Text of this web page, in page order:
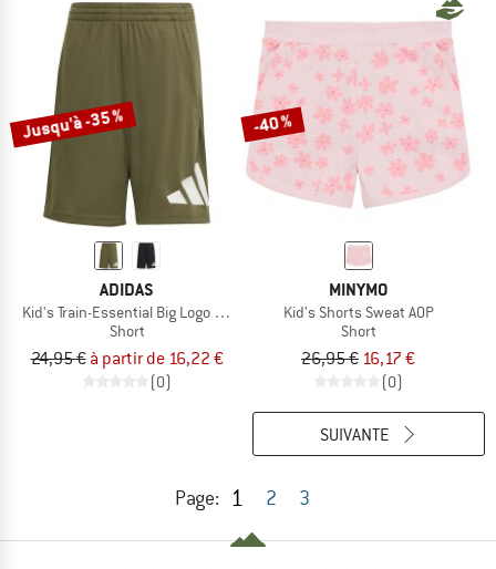
Jusqu'à -35 %
ADIDAS
Kid's Train-Essential Big Logo Shorts
Short
24,95 € à partir de 16,22 €
(0)
-40 %
MINYMO
Kid's Shorts Sweat AOP
Short
26,95 € 16,17 €
(0)
Page: 1 2 3
SUIVANTE